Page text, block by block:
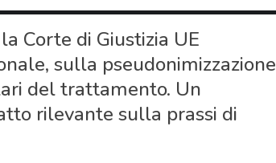
Corte di Giustizia UE
sulla pseudonimizzazione
del trattamento. Un
rilevante sulla prassi di